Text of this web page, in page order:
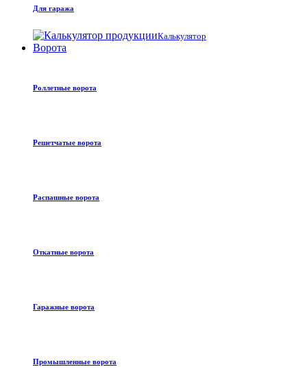
Для гаража
Калькулятор
Ворота
Роллетные ворота
Решетчатые ворота
Распашные ворота
Откатные ворота
Гаражные ворота
Промышленные ворота